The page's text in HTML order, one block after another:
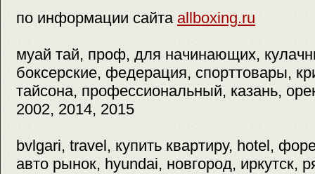
по информации сайта allboxing.ru
муай тай, проф, для начинающих,
боксерские, федерация, спорттовары,
тайсона, профессиональный, казань,
2002, 2014, 2015
bvlgari, travel, купить квартиру, hotel,
авто рынок, hyundai, новгород, иркутск,